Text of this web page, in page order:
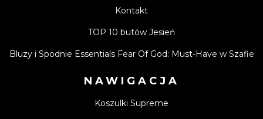
Kontakt
TOP 10 butów Jesień
Bluzy i Spodnie Essentials Fear Of God: Must-Have w Szafie
NAWIGACJA
Koszulki Supreme